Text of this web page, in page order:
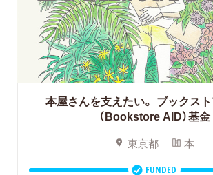
本屋さんを支えたい。 ブックス
（Bookstore AID）基金
東京都 本
FUNDED